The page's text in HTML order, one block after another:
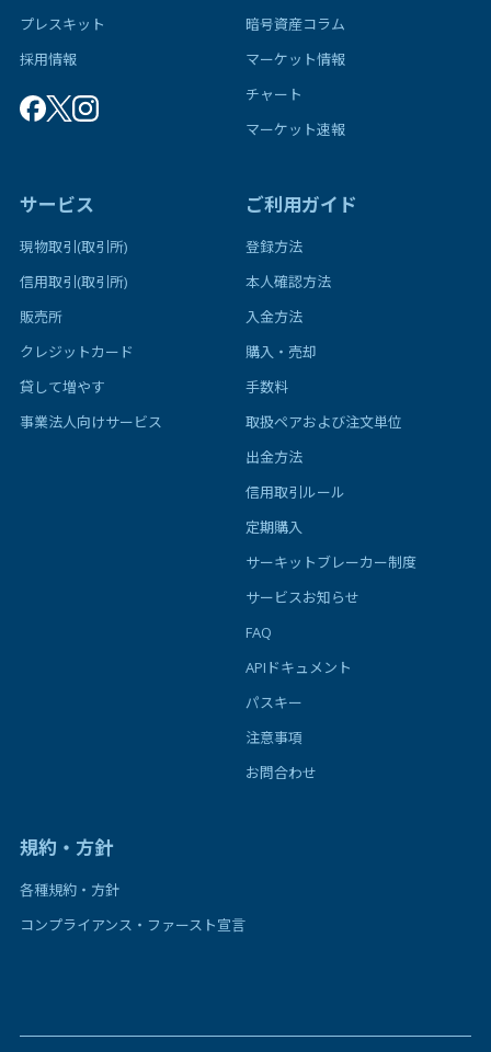
プレスキット
採用情報
暗号資産コラム
マーケット情報
チャート
マーケット速報
サービス
現物取引(取引所)
信用取引(取引所)
販売所
クレジットカード
貸して増やす
事業法人向けサービス
ご利用ガイド
登録方法
本人確認方法
入金方法
購入・売却
手数料
取扱ペアおよび注文単位
出金方法
信用取引ルール
定期購入
サーキットブレーカー制度
サービスお知らせ
FAQ
APIドキュメント
パスキー
注意事項
お問合わせ
規約・方針
各種規約・方針
コンプライアンス・ファースト宣言